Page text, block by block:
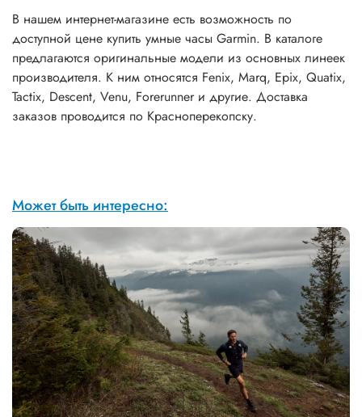
В нашем интернет-магазине есть возможность по
доступной цене купить умные часы Garmin. В каталоге
предлагаются оригинальные модели из основных линеек
производителя. К ним относятся Fenix, Marq, Epix, Quatix,
Tactix, Descent, Venu, Forerunner и другие. Доставка
заказов проводится по Красноперекопску.
Может быть интересно: